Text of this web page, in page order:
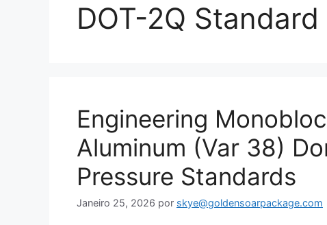
DOT-2Q Standard
Engineering
Aluminum (Var 38)
Pressure Standards
Janeiro 25, 2026 por skye@goldensoarpackage.com